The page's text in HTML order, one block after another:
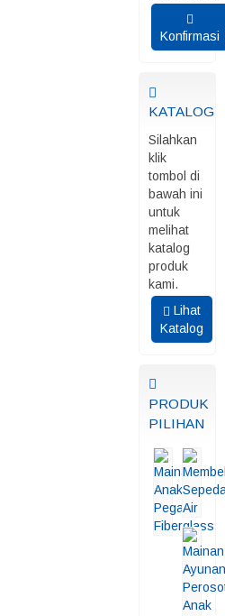
Konfirmasi
KATALOG
Silahkan
klik
tombol di
bawah ini
untuk
melihat
katalog
produk
kami.
Lihat
Katalog
PRODUK
PILIHAN